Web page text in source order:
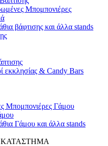
Μπομπονιέρες
βάφτισης και άλλα stands
εκκλησίας & Candy Bars
Μπομπονιέρες Γάμου
Γάμου και άλλα stands